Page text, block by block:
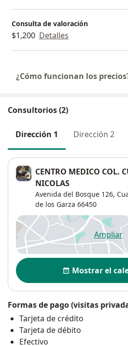
Consulta de valoración
$1,200 Detalles
¿Cómo funcionan los
Consultorios (2)
Dirección 1 Dirección 2
CENTRO MEDICO COL.
NICOLAS
Avenida del Bosque 126,
de los Garza 66450
Ampliar
se
Disponibilidad
Mostrar el
Formas de pago (visitas
Tarjeta de crédito
Tarjeta de débito
Efectivo